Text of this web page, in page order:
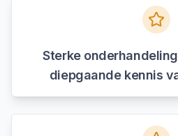
Sterke
diepgaande kennis